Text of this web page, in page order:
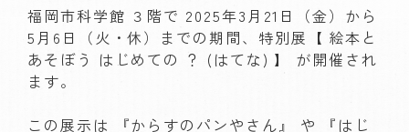
福岡市科学館 ３階で 2025年3月21日（金）から
5月6日（火・休）までの期間、特別展【 絵本と
あそぼう はじめての ？ (はてな) 】 が開催され
ます。
この展示は 『からすのパンやさん』 や 『はじ